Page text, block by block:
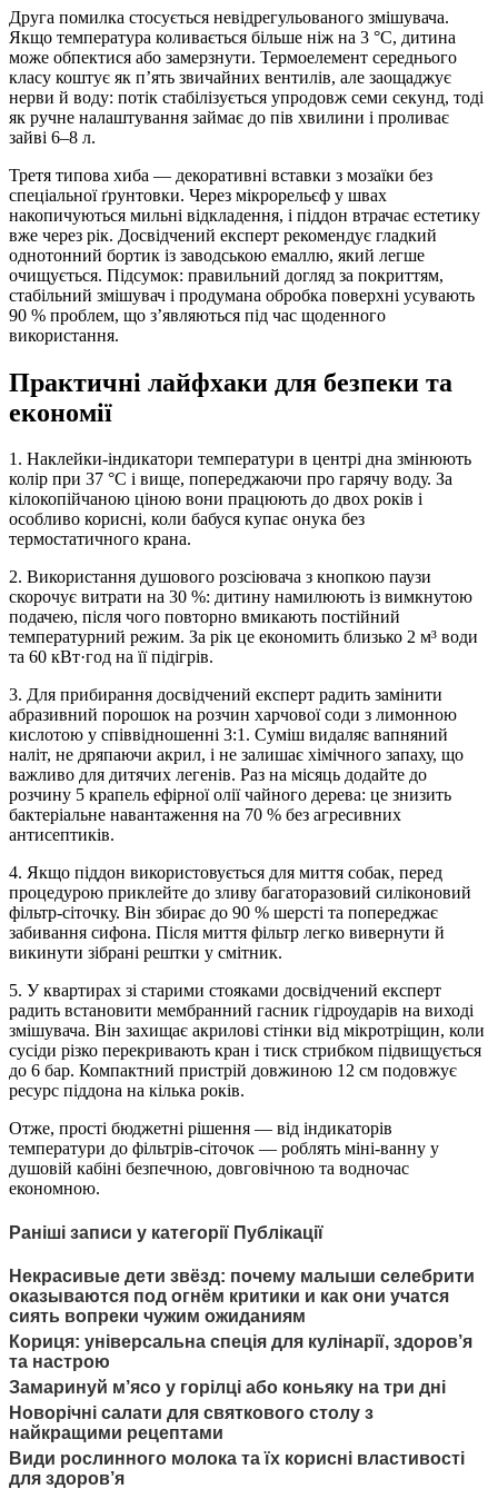
Друга помилка стосується невідрегульованого змішувача.
Якщо температура коливається більше ніж на 3 °C, дитина
може обпектися або замерзнути. Термоелемент середнього
класу коштує як п’ять звичайних вентилів, але заощаджує
нерви й воду: потік стабілізується упродовж семи секунд, тоді
як ручне налаштування займає до пів хвилини і проливає
зайві 6–8 л.
Третя типова хиба — декоративні вставки з мозаїки без
спеціальної ґрунтовки. Через мікрорельєф у швах
накопичуються мильні відкладення, і піддон втрачає естетику
вже через рік. Досвідчений експерт рекомендує гладкий
однотонний бортик із заводською емаллю, який легше
очищується. Підсумок: правильний догляд за покриттям,
стабільний змішувач і продумана обробка поверхні усувають
90 % проблем, що з’являються під час щоденного
використання.
Практичні лайфхаки для безпеки та
економії
1. Наклейки-індикатори температури в центрі дна змінюють
колір при 37 °C і вище, попереджаючи про гарячу воду. За
кілокопійчаною ціною вони працюють до двох років і
особливо корисні, коли бабуся купає онука без
термостатичного крана.
2. Використання душового розсіювача з кнопкою паузи
скорочує витрати на 30 %: дитину намилюють із вимкнутою
подачею, після чого повторно вмикають постійний
температурний режим. За рік це економить близько 2 м³ води
та 60 кВт·год на її підігрів.
3. Для прибирання досвідчений експерт радить замінити
абразивний порошок на розчин харчової соди з лимонною
кислотою у співвідношенні 3:1. Суміш видаляє вапняний
наліт, не дряпаючи акрил, і не залишає хімічного запаху, що
важливо для дитячих легенів. Раз на місяць додайте до
розчину 5 крапель ефірної олії чайного дерева: це знизить
бактеріальне навантаження на 70 % без агресивних
антисептиків.
4. Якщо піддон використовується для миття собак, перед
процедурою приклейте до зливу багаторазовий силіконовий
фільтр-сіточку. Він збирає до 90 % шерсті та попереджає
забивання сифона. Після миття фільтр легко вивернути й
викинути зібрані рештки у смітник.
5. У квартирах зі старими стояками досвідчений експерт
радить встановити мембранний гасник гідроударів на виході
змішувача. Він захищає акрилові стінки від мікротріщин, коли
сусіди різко перекривають кран і тиск стрибком підвищується
до 6 бар. Компактний пристрій довжиною 12 см подовжує
ресурс піддона на кілька років.
Отже, прості бюджетні рішення — від індикаторів
температури до фільтрів-сіточок — роблять міні-ванну у
душовій кабіні безпечною, довговічною та водночас
економною.
Раніші записи у категорії Публікації
Некрасивые дети звёзд: почему малыши селебрити
оказываются под огнём критики и как они учатся
сиять вопреки чужим ожиданиям
Кориця: універсальна спеція для кулінарії, здоров’я
та настрою
Замаринуй м’ясо у горілці або коньяку на три дні
Новорічні салати для святкового столу з
найкращими рецептами
Види рослинного молока та їх корисні властивості
для здоров’я